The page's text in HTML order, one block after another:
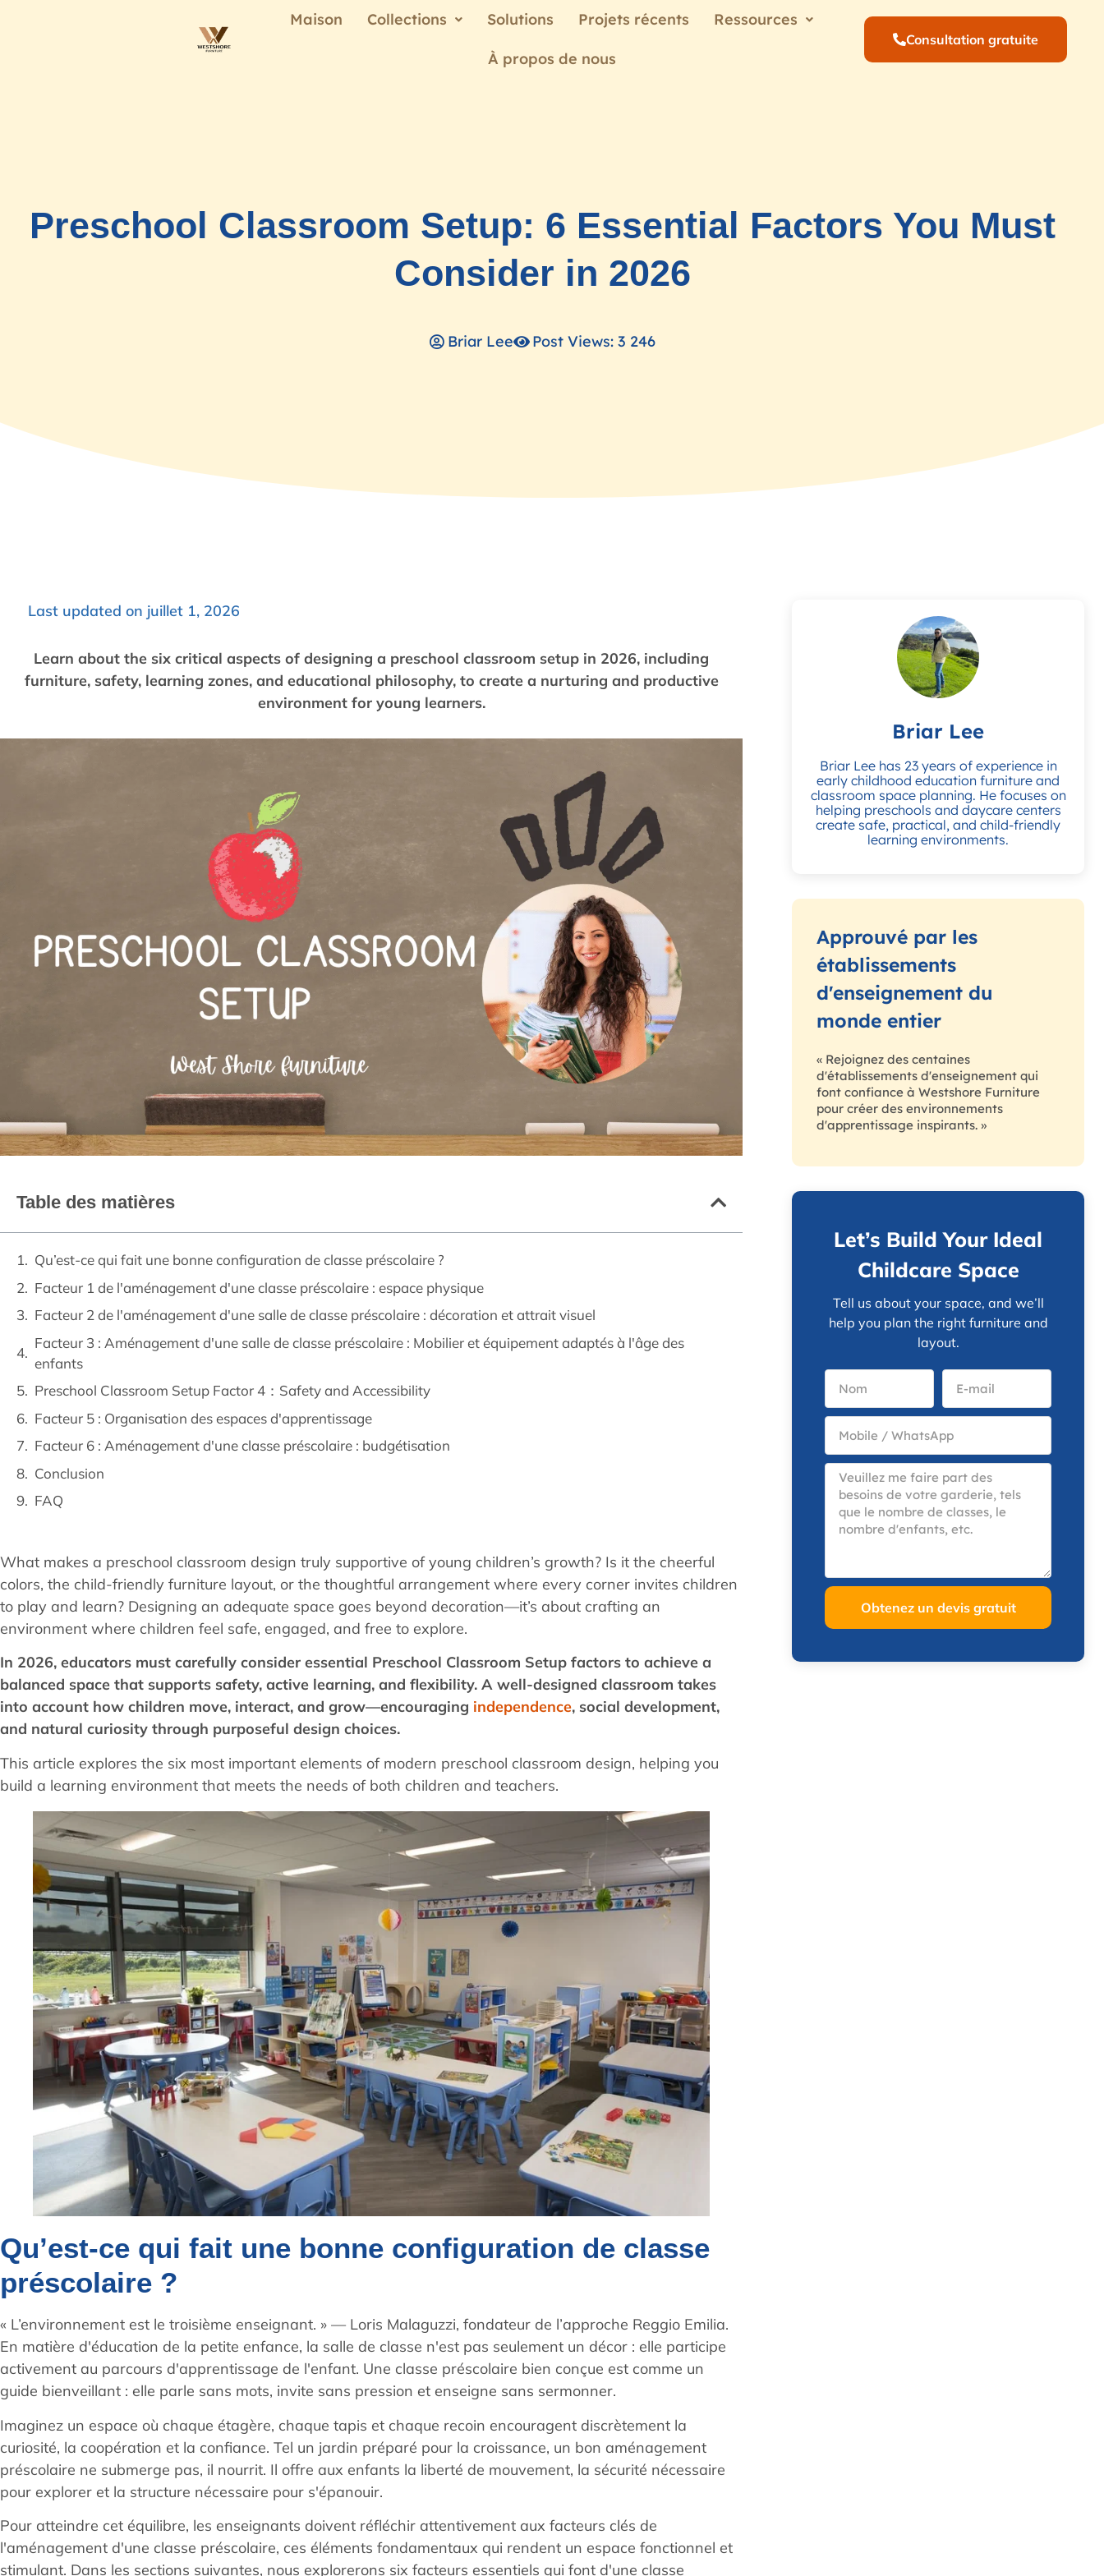
Maison Collections Solutions Projets récents Ressources
À propos de nous
Consultation gratuite
Preschool Classroom Setup: 6 Essential Factors You Must
Consider in 2026
Briar Lee Post Views: 3 246
Last updated on juillet 1, 2026
Learn about the six critical aspects of designing a preschool classroom setup in 2026, including
furniture, safety, learning zones, and educational philosophy, to create a nurturing and productive
environment for young learners.
Table des matières
Qu’est-ce qui fait une bonne configuration de classe préscolaire ?
Facteur 1 de l'aménagement d'une classe préscolaire : espace physique
Facteur 2 de l'aménagement d'une salle de classe préscolaire : décoration et attrait visuel
Facteur 3 : Aménagement d'une salle de classe préscolaire : Mobilier et équipement adaptés à l'âge des
enfants
Preschool Classroom Setup Factor 4：Safety and Accessibility
Facteur 5 : Organisation des espaces d'apprentissage
Facteur 6 : Aménagement d'une classe préscolaire : budgétisation
Conclusion
FAQ
What makes a preschool classroom design truly supportive of young children’s growth? Is it the cheerful
colors, the child-friendly furniture layout, or the thoughtful arrangement where every corner invites children
to play and learn? Designing an adequate space goes beyond decoration—it’s about crafting an
environment where children feel safe, engaged, and free to explore.
In 2026, educators must carefully consider essential Preschool Classroom Setup factors to achieve a
balanced space that supports safety, active learning, and flexibility. A well-designed classroom takes
into account how children move, interact, and grow—encouraging independence, social development,
and natural curiosity through purposeful design choices.
This article explores the six most important elements of modern preschool classroom design, helping you
build a learning environment that meets the needs of both children and teachers.
Qu’est-ce qui fait une bonne configuration de classe
préscolaire ?
« L’environnement est le troisième enseignant. » — Loris Malaguzzi, fondateur de l’approche Reggio Emilia.
En matière d'éducation de la petite enfance, la salle de classe n'est pas seulement un décor : elle participe
activement au parcours d'apprentissage de l'enfant. Une classe préscolaire bien conçue est comme un
guide bienveillant : elle parle sans mots, invite sans pression et enseigne sans sermonner.
Imaginez un espace où chaque étagère, chaque tapis et chaque recoin encouragent discrètement la
curiosité, la coopération et la confiance. Tel un jardin préparé pour la croissance, un bon aménagement
préscolaire ne submerge pas, il nourrit. Il offre aux enfants la liberté de mouvement, la sécurité nécessaire
pour explorer et la structure nécessaire pour s'épanouir.
Pour atteindre cet équilibre, les enseignants doivent réfléchir attentivement aux facteurs clés de
l'aménagement d'une classe préscolaire, ces éléments fondamentaux qui rendent un espace fonctionnel et
stimulant. Dans les sections suivantes, nous explorerons six facteurs essentiels qui font d'une classe
Briar Lee
Briar Lee has 23 years of experience in
early childhood education furniture and
classroom space planning. He focuses on
helping preschools and daycare centers
create safe, practical, and child-friendly
learning environments.
Approuvé par les
établissements
d'enseignement du
monde entier
« Rejoignez des centaines
d'établissements d'enseignement qui
font confiance à Westshore Furniture
pour créer des environnements
d'apprentissage inspirants. »
Let’s Build Your Ideal
Childcare Space
Tell us about your space, and we’ll
help you plan the right furniture and
layout.
Obtenez un devis gratuit